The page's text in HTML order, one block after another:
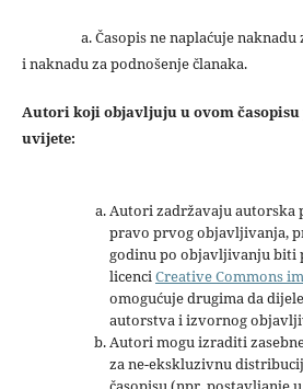
a. Časopis ne naplaćuje naknadu
i naknadu za podnošenje članaka.
Autori koji objavljuju u ovom časopisu
uvijete:
Autori zadržavaju autorska
pravo prvog objavljivanja,
godinu po objavljivanju biti
licenciCreative Commons
omogućuje drugima da
autorstva i izvornog
Autori mogu izraditi
za ne-ekskluzivnu